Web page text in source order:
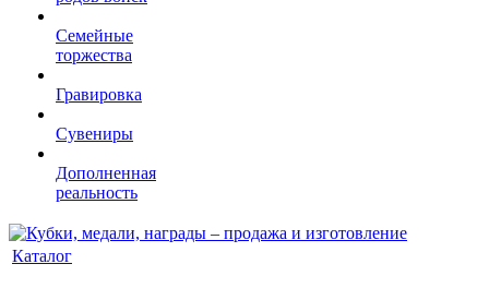
Семейные
торжества
Гравировка
Сувениры
Дополненная
реальность
Каталог